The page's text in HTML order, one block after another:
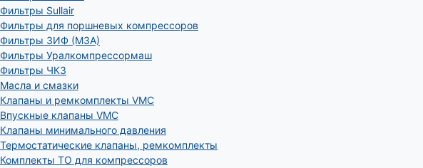
Фильтры Sullair
Фильтры для поршневых компрессоров
Фильтры ЗИФ (МЗА)
Фильтры Уралкомпрессормаш
Фильтры ЧКЗ
Масла и смазки
Клапаны и ремкомплекты VMC
Впускные клапаны VMC
Клапаны минимального давления
Термостатические клапаны, ремкомплекты
Комплекты ТО для компрессоров